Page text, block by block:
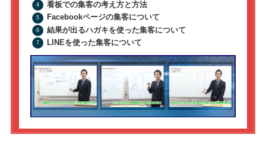
看板での集客の考え方と方法
Facebookページの集客について
結果が出るハガキを使った集客について
LINEを使った集客について